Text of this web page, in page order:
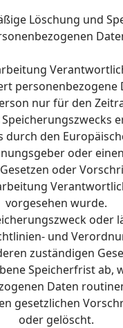
Löschung und
personenbezogene
nur für den
durch den
oder
oder
vorgesehen wurde.
oder
und
zuständigen
Speicherfrist ab,
Daten
gesetzlichen
oder gelöscht.